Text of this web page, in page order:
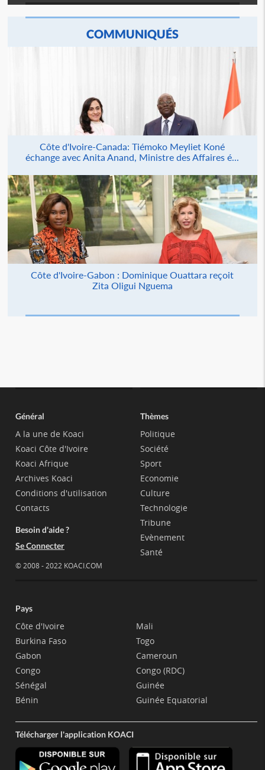
COMMUNIQUÉS
Côte d'Ivoire-Canada: Tiémoko Meyliet Koné
échange avec Anita Anand, Ministre des Affaires é...
Côte d'Ivoire-Gabon : Dominique Ouattara reçoit
Zita Oligui Nguema
Général
A la une de Koaci
Koaci Côte d'Ivoire
Koaci Afrique
Archives Koaci
Conditions d'utilisation
Contacts
Besoin d'aide ?
Se Connecter
© 2008 - 2022 KOACI.COM
Thèmes
Politique
Société
Sport
Economie
Culture
Technologie
Tribune
Evènement
Santé
Pays
Côte d'Ivoire
Burkina Faso
Gabon
Congo
Sénégal
Bénin
Mali
Togo
Cameroun
Congo (RDC)
Guinée
Guinée Equatorial
Télécharger l'application KOACI